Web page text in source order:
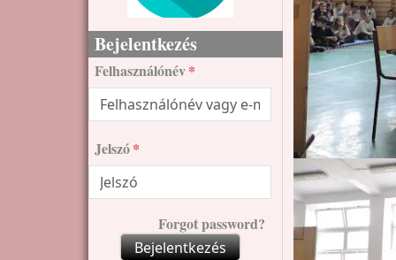
Bejelentkezés
Felhasználónév
Jelszó
Forgot password?
Bejelentkezés
Kép